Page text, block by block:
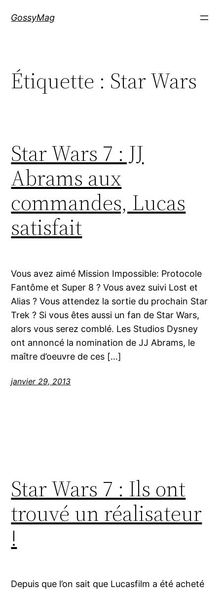
GossyMag
Étiquette : Star Wars
Star Wars 7 : JJ
Abrams aux
commandes, Lucas
satisfait
Vous avez aimé Mission Impossible: Protocole
Fantôme et Super 8 ? Vous avez suivi Lost et
Alias ? Vous attendez la sortie du prochain Star
Trek ? Si vous êtes aussi un fan de Star Wars,
alors vous serez comblé. Les Studios Dysney
ont annoncé la nomination de JJ Abrams, le
maître d’oeuvre de ces […]
janvier 29, 2013
Star Wars 7 : Ils ont
trouvé un réalisateur
!
Depuis que l’on sait que Lucasfilm a été acheté